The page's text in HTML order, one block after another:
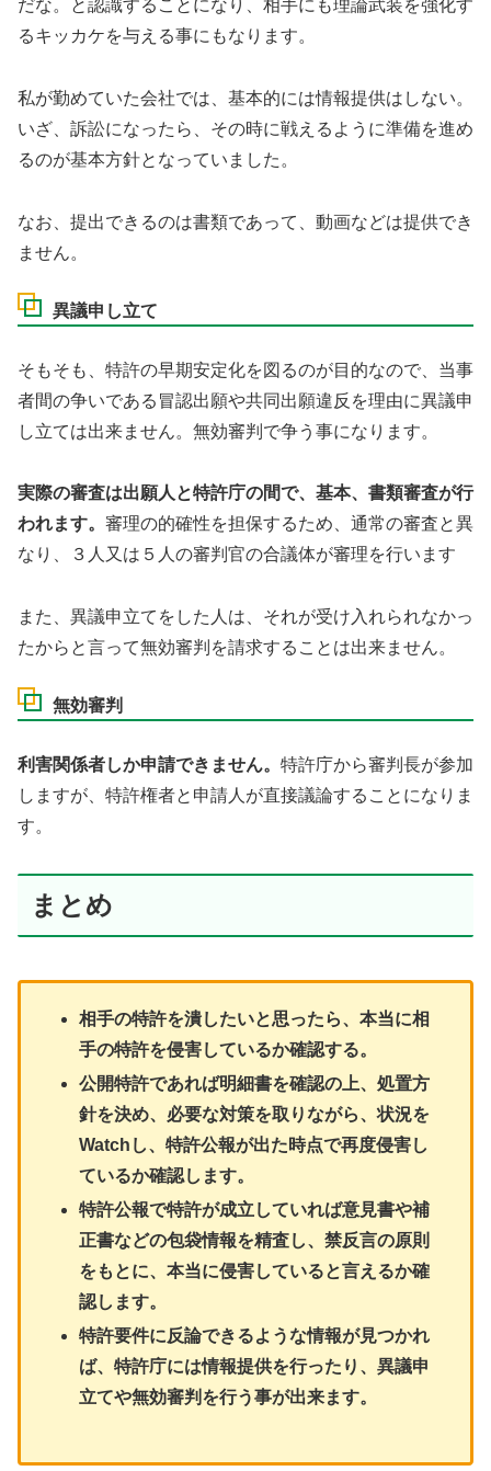
だな。と認識することになり、相手にも理論武装を強化す
るキッカケを与える事にもなります。
私が勤めていた会社では、基本的には情報提供はしない。
いざ、訴訟になったら、その時に戦えるように準備を進め
るのが基本方針となっていました。
なお、提出できるのは書類であって、動画などは提供でき
ません。
異議申し立て
そもそも、特許の早期安定化を図るのが目的なので、当事
者間の争いである冒認出願や共同出願違反を理由に異議申
し立ては出来ません。無効審判で争う事になります。
実際の審査は出願人と特許庁の間で、基本、書類審査が行
われます。 審理の的確性を担保するため、通常の審査と異
なり、３人又は５人の審判官の合議体が審理を行います
また、異議申立てをした人は、それが受け入れられなかっ
たからと言って無効審判を請求することは出来ません。
無効審判
利害関係者しか申請できません。 特許庁から審判長が参加
しますが、特許権者と申請人が直接議論することになりま
す。
まとめ
相手の特許を潰したいと思ったら、本当に相
手の特許を侵害しているか確認する。
公開特許であれば明細書を確認の上、処置方
針を決め、必要な対策を取りながら、状況を
Watchし、特許公報が出た時点で再度侵害し
ているか確認します。
特許公報で特許が成立していれば意見書や補
正書などの包袋情報を精査し、禁反言の原則
をもとに、本当に侵害していると言えるか確
認します。
特許要件に反論できるような情報が見つかれ
ば、特許庁には情報提供を行ったり、異議申
立てや無効審判を行う事が出来ます。